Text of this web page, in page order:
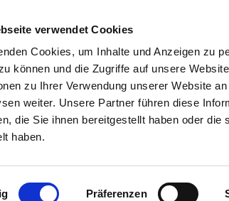
verwendet Cookies
Cookies, um Inhalte und Anzeigen zu
können und die Zugriffe auf unsere
zu Ihrer Verwendung unserer Website
weiter. Unsere Partner führen diese
die Sie ihnen bereitgestellt haben oder
haben.
Präferenzen
Portsloger Straße 22
Wir
Ihren
Hinweis für Juli und August:
LEISTUNGEN NUR BEI UNS